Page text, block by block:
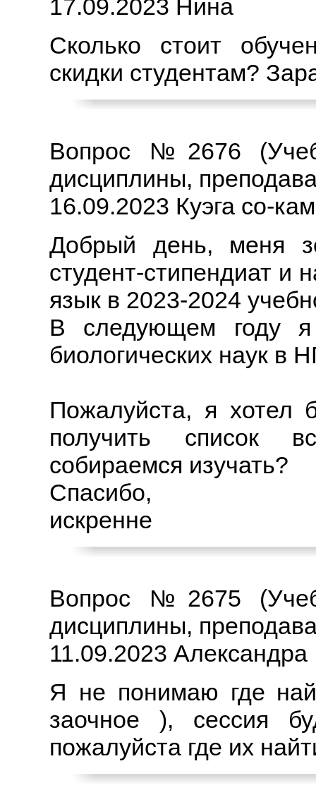
17.09.2023 Нина
Сколько стоит
скидки студентам?
Вопрос №2676
дисциплины,
16.09.2023 Куэга со-
Добрый день, меня
студент-стипендиат и
язык в 2023-2024
В следующем году я
биологических наук в
Пожалуйста, я хотел
получить список
собираемся изучать?
Спасибо,
искренне
Вопрос №2675
дисциплины,
11.09.2023 Александра
Я не понимаю где
заочное ), сессия
пожалуйста где их